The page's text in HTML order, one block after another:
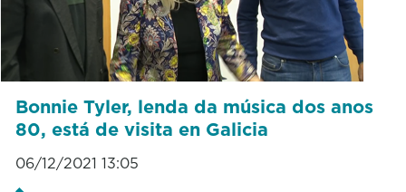
Bonnie Tyler, lenda da música dos anos
80, está de visita en Galicia
06/12/2021 13:05